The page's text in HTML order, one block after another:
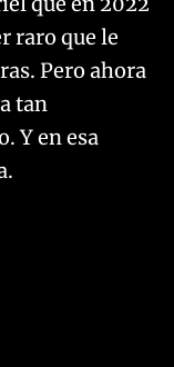
raro que le
Pero ahora
tan
Y en esa